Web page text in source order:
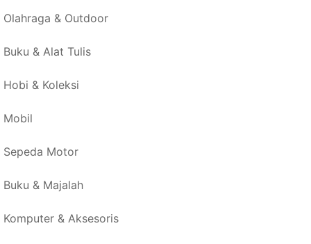
Olahraga & Outdoor
Buku & Alat Tulis
Hobi & Koleksi
Mobil
Sepeda Motor
Buku & Majalah
Komputer & Aksesoris